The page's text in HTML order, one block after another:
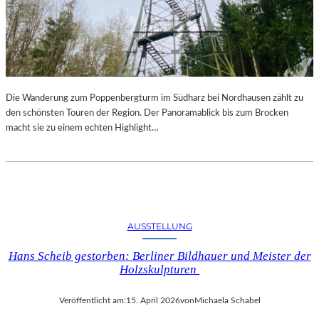
Die Wanderung zum Poppenbergturm im Südharz bei Nordhausen zählt zu
den schönsten Touren der Region. Der Panoramablick bis zum Brocken
macht sie zu einem echten Highlight…
AUSSTELLUNG
Hans Scheib gestorben: Berliner Bildhauer und Meister der
Holzskulpturen
Veröffentlicht am:15. April 2026von Michaela Schabel